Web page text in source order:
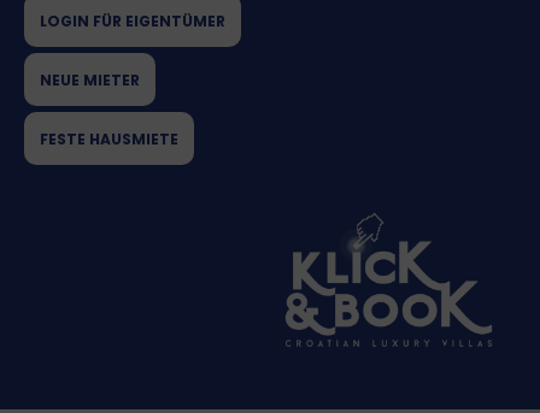
LOGIN FÜR EIGENTÜMER
NEUE MIETER
FESTE HAUSMIETE